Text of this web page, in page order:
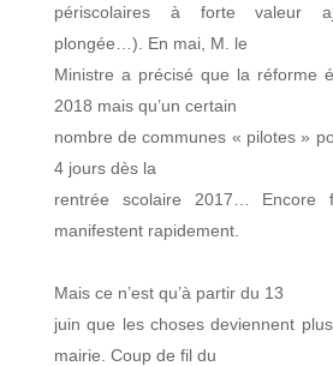
périscolaires à forte valeur
plongée…). En mai, M. le
Ministre a précisé que la réforme
2018 mais qu’un certain
nombre de communes « pilotes »
4 jours dès la
rentrée scolaire 2017… Encore
manifestent rapidement.
Mais ce n’est qu’à partir du 13
juin que les choses deviennent
mairie. Coup de fil du